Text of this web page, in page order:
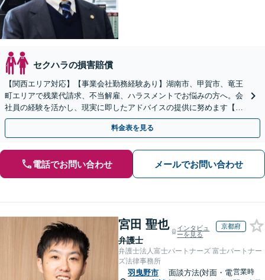
セクハラの損害賠償
【関西エリア対応】【事業会社勤務経験あり】湖南市、甲賀市、竜王
町エリアで残業代請求、不当解雇、ハラスメントでお悩みの方へ。会
社員の経験を活かし、現実に即したアドバイスの提供に努めます【労
使双方に対応】【Web面談OK】
料金表を見る
電話でお問い合わせ メールでお問い合わせ
宮田 聖也
弁護士
インタビュ
ーを見る
京都府
弁護士法人富士パートナーズ 富士パートナー
ズ法律事務所
羽曳野市
面談方法(対面・電営業時